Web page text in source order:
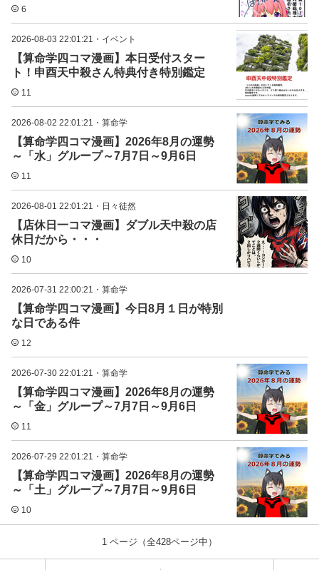
6
2026-08-03 22:01:21 ・ イベント
【算命学四コマ漫画】本日受付スター
ト！申酉天中殺さん特典付き特別鑑定
11
2026-08-02 22:01:21 ・ 算命学
【算命学四コマ漫画】2026年8月の運勢
～「水」グループ～7月7日～9月6日
11
2026-08-01 22:01:21 ・ 日々徒然
【店休日一コマ漫画】ダブル天中殺の店
休日だから・・・
10
2026-07-31 22:00:21 ・ 算命学
【算命学四コマ漫画】今日8月１日が特別
な日である件
12
2026-07-30 22:01:21 ・ 算命学
【算命学四コマ漫画】2026年8月の運勢
～「金」グループ～7月7日～9月6日
11
2026-07-29 22:01:21 ・ 算命学
【算命学四コマ漫画】2026年8月の運勢
～「土」グループ～7月7日～9月6日
10
1 ページ（全428ページ中）